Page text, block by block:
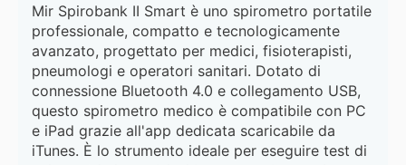
Mir Spirobank II Smart è uno spirometro portatile
professionale, compatto e tecnologicamente
avanzato, progettato per medici, fisioterapisti,
pneumologi e operatori sanitari. Dotato di
connessione Bluetooth 4.0 e collegamento USB,
questo spirometro medico è compatibile con PC
e iPad grazie all'app dedicata scaricabile da
iTunes. È lo strumento ideale per eseguire test di